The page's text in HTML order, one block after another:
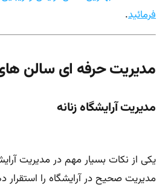
فرمائید.
مدیریت حرفه ای سالن
مدیریت آرایشگاه زنانه
یکی از نکات بسیار مهم در مدیریت
مدیریت صحیح در آرایشگاه را استقرار